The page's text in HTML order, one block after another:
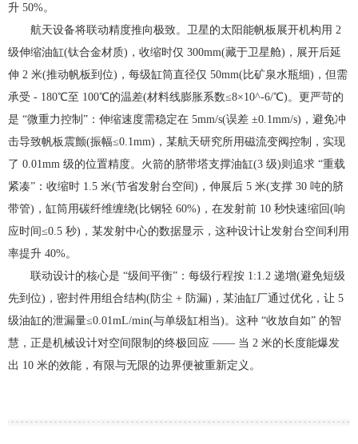
升 50%。
航天设备将联动精度推向极致。卫星的太阳能帆板展开机构用 2
级伸缩油缸(钛合金材质)，收缩时仅 300mm(藏于卫星舱)，展开后延
伸 2 米(推动帆板到位)，每级缸筒直径仅 50mm(比矿泉水瓶细)，但需
承受 - 180℃至 100℃的温差(材料线膨胀系数≤8×10^-6/℃)。更严苛的
是 “微重力控制”：伸缩速度需稳定在 5mm/s(误差 ±0.1mm/s)，避免冲
击导致帆板震颤(振幅≤0.1mm)，某航天研究所用磁流变阀控制，实现
了 0.01mm 级的位置精度。火箭的脐带塔支撑油缸(3 级)则追求 “重载
紧凑”：收缩时 1.5 米(节省发射台空间)，伸展后 5 米(支撑 30 吨的脐
带管)，缸筒用碳纤维缠绕(比钢轻 60%)，在发射前 10 秒快速缩回(响
应时间≤0.5 秒)，某发射中心的数据显示，这种设计让发射台空间利用
率提升 40%。
联动设计的核心是 “级间平衡”：每级行程按 1:1.2 递增(避免短级
先到位)，密封件用组合结构(防尘 + 防漏)，某油缸厂通过优化，让 5
级油缸的泄漏量≤0.01mL/min(与单级缸相当)。这种 “收放自如” 的智
慧，正是机械设计对空间限制的终极回应 —— 当 2 米的长度能爆发
出 10 米的效能，有限与无限的边界便被重新定义。